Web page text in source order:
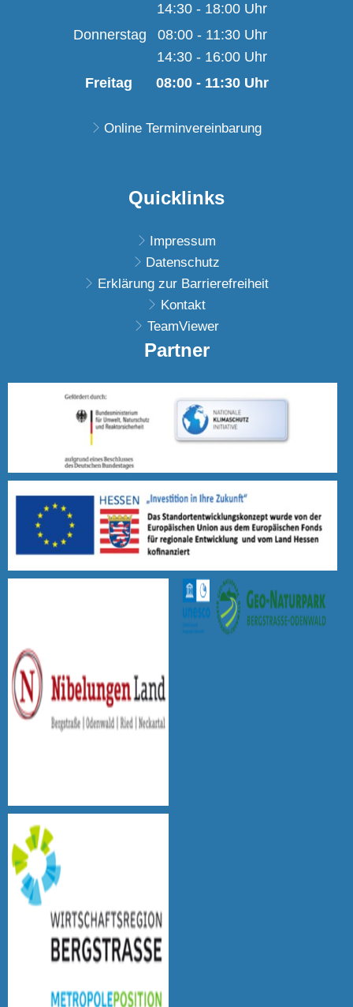
Von 08:00 bis 11:30
14:30 - 18:00 Uhr
Von 14:30 bis 18:00
Donnerstag 08:00- 11:30Uhr
Von 08:00 bis 11:30
14:30 - 16:00 Uhr
Von 14:30 bis 16:00
Freitag 08:00- 11:30Uhr
Online Terminvereinbarung
Quicklinks
Impressum
Datenschutz
Erklärung zur Barrierefreiheit
Kontakt
TeamViewer
Partner